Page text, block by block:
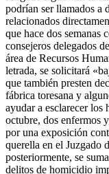
podrían ser llamados a
relacionados
que hace dos semanas
consejeros delegados
área de Recursos
letrada, se solicitará
que también presten
fábrica toresana y
ayudar a esclarecer los
octubre, dos enfermos
por una exposición
querella en el Juzgado
posteriormente, se
delitos de homicidio